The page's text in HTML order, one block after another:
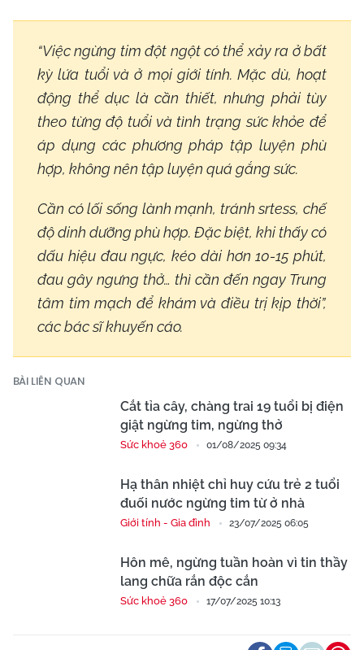
“Việc ngừng tim đột ngột có thể xảy ra ở bất
kỳ lứa tuổi và ở mọi giới tính. Mặc dù, hoạt
động thể dục là cần thiết, nhưng phải tùy
theo từng độ tuổi và tình trạng sức khỏe để
áp dụng các phương pháp tập luyện phù
hợp, không nên tập luyện quá gắng sức.
Cần có lối sống lành mạnh, tránh srtess, chế
độ dinh dưỡng phù hợp. Đặc biệt, khi thấy có
dấu hiệu đau ngực, kéo dài hơn 10-15 phút,
đau gây ngưng thở… thì cần đến ngay Trung
tâm tim mạch để khám và điều trị kịp thời”,
các bác sĩ khuyến cáo.
BÀI LIÊN QUAN
Cắt tỉa cây, chàng trai 19 tuổi bị điện
giật ngừng tim, ngừng thở
Sức khoẻ 360 01/08/2025 09:34
Hạ thân nhiệt chỉ huy cứu trẻ 2 tuổi
đuối nước ngừng tim từ ở nhà
Giới tính - Gia đình 23/07/2025 06:05
Hôn mê, ngừng tuần hoàn vì tin thầy
lang chữa rắn độc cắn
Sức khoẻ 360 17/07/2025 10:13